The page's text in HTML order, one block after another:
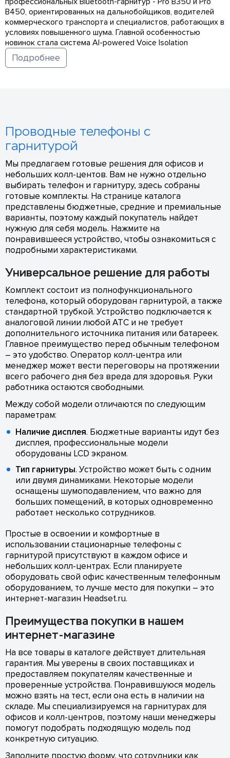
B450, ориентированных на дальнобойщиков, водителей
коммерческого транспорта и специалистов, работающих в
условиях повышенного шума. Главной особенностью
новинок стала система AI-powered Voice Isolation
Подробнее
Проводные телефоны с
гарнитурой
Мы предлагаем готовые решения для офисов и
небольших колл-центов. Вам не нужно отдельно
выбирать телефон и гарнитуру, здесь собраны
готовые комплекты. На странице каталога
представлены бюджетные, средние и премиальные
варианты, поэтому каждый покупатель найдет
нужную для себя модель. Нажмите на
понравившееся устройство, чтобы ознакомиться с
подробными характеристиками.
Универсальное решение для работы
Комплект состоит из полнофункционального
телефона, который оборудован гарнитурой, а также
стандартной трубкой. Устройство подключается к
аналоговой линии любой АТС и не требует
дополнительного источника питания или батареек.
Главное преимущество перед обычным телефоном
– это удобство. Оператор колл-центра или
менеджер может вести переговоры на протяжении
всего рабочего дня без вреда для здоровья. Руки
работника остаются свободными.
Между собой модели отличаются по следующим
параметрам:
Наличие дисплея. Бюджетные варианты идут без
дисплея, профессиональные модели
оборудованы LCD экраном.
Тип гарнитуры. Устройство может быть с одним
или двумя динамиками. Некоторые модели
оснащены шумоподавлением, что важно для
больших помещений, в которых одновременно
работает несколько сотрудников.
Простые в освоении и комфортные в
использовании стационарные телефоны с
гарнитурой присутствуют в каждом офисе и
небольших колл-центрах. Если планируете
оборудовать свой офис качественным телефонным
оборудованием, то лучше место для покупки – это
интернет-магазин Headset.ru.
Преимущества покупки в нашем
интернет-магазине
На все товары в каталоге действует длительная
гарантия. Мы уверены в своих поставщиках и
предоставляем покупателям качественные и
проверенные устройства. Понравившуюся модель
можно взять на тест, если она есть в наличии на
складе. Мы специализируемся на гарнитурах для
офисов и колл-центров, поэтому наши менеджеры
помогут подобрать подходящую модель под
конкретную ситуацию.
Заполните простую форму, что сотрудники как